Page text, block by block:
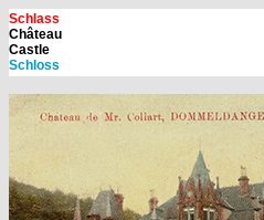
Schlass
Château
Castle
Schloss